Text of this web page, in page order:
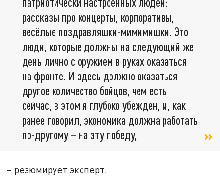
рассказы про концерты, корпоративы,
весёлые поздравляшки-мимимишки. Это
люди, которые должны на следующий же
день лично с оружием в руках оказаться
на фронте. И здесь должно оказаться
другое количество бойцов, чем есть
сейчас, в этом я глубоко убеждён, и, как
ранее говорил, экономика должна работать
по-другому – на эту победу,
– резюмирует эксперт.